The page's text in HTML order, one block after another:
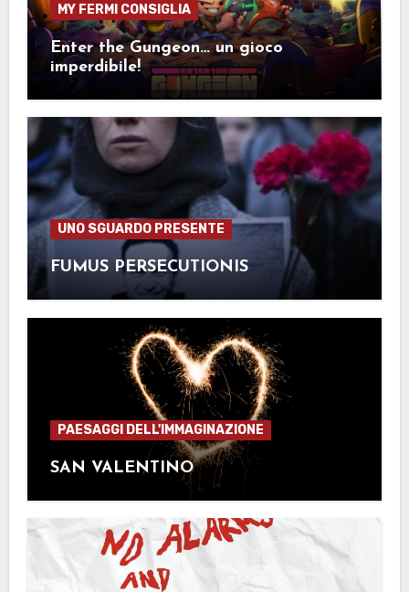
MY FERMI CONSIGLIA
Enter the Gungeon… un gioco
imperdibile!
UNO SGUARDO PRESENTE
FUMUS PERSECUTIONIS
PAESAGGI DELL'IMMAGINAZIONE
SAN VALENTINO